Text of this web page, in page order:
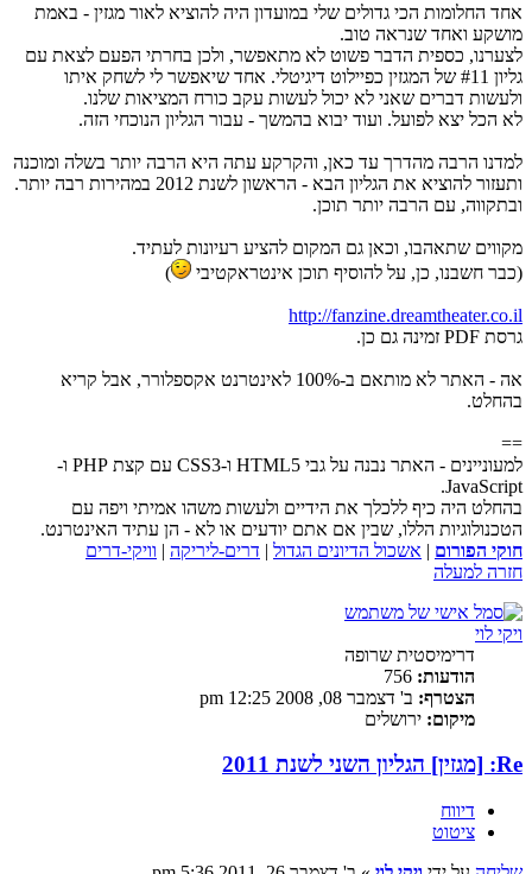
אחד החלומות הכי גדולים שלי במועדון היה להוציא לאור מגזין - באמת
מושקע ואחד שנראה טוב.
לצערנו, כספית הדבר פשוט לא מתאפשר, ולכן בחרתי הפעם לצאת עם
גליון #11 של המגזין כפיילוט דיגיטלי. אחד שיאפשר לי לשחק איתו
ולעשות דברים שאני לא יכול לעשות עקב כורח המציאות שלנו.
לא הכל יצא לפועל. ועוד יבוא בהמשך - עבור הגליון הנוכחי הזה.
למדנו הרבה מהדרך עד כאן, והקרקע עתה היא הרבה יותר בשלה ומוכנה
ותעזור להוציא את הגליון הבא - הראשון לשנת 2012 במהירות רבה יותר.
ובתקווה, עם הרבה יותר תוכן.
מקווים שתאהבו, וכאן גם המקום להציע רעיונות לעתיד.
(כבר חשבנו, כן, על להוסיף תוכן אינטראקטיבי
)
http://fanzine.dreamtheater.co.il
גרסת PDF זמינה גם כן.
אה - האתר לא מותאם ב-100% לאינטרנט אקספלורר, אבל קריא
בהחלט.
==
למעוניינים - האתר נבנה על גבי HTML5 ו-CSS3 עם קצת PHP ו-
JavaScript.
בהחלט היה כיף ללכלך את הידיים ולעשות משהו אמיתי ויפה עם
הטכנולוגיות הללו, שבין אם אתם יודעים או לא - הן עתיד האינטרנט.
חוקי הפורום | אשכול הדיונים הגדול | דרים-ליריקה | וויקי-דרים
חזרה למעלה
ויקי לוי
דרימיסטית שרופה
הודעות:
הצטרף: ב' דצמבר 08, 2008 12:25 pm
מיקום: ירושלים
Re: [מגזין] הגליון השני לשנת 2011
דיווח
ציטוט